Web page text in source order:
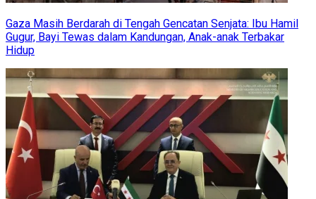
Gaza Masih Berdarah di Tengah Gencatan Senjata: Ibu Hamil
Gugur, Bayi Tewas dalam Kandungan, Anak-anak Terbakar
Hidup